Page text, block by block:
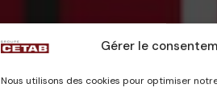
Gérer le
Nous utilisons des cookies pour optimiser